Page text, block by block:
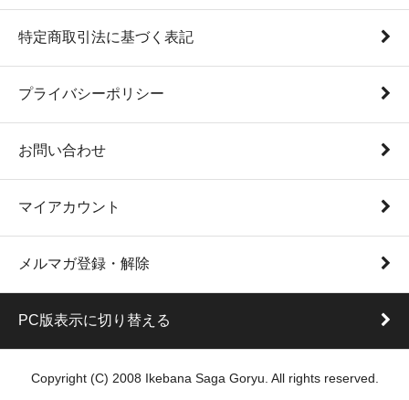
特定商取引法に基づく表記
プライバシーポリシー
お問い合わせ
マイアカウント
メルマガ登録・解除
PC版表示に切り替える
Copyright (C) 2008 Ikebana Saga Goryu. All rights reserved.